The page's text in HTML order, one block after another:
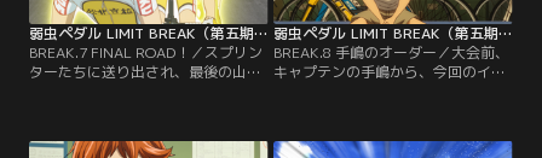
弱虫ペダル LIMIT BREAK（第五期） 第07話
BREAK.7 FINAL ROAD！／スプリン
ターたちに送り出され、最後の山へ
ンダーに転向した鳴子の活躍もあ
弱虫ペダル LIMIT BREAK（第五期） 第08話
BREAK.8 手嶋のオーダー／大会前、
キャプテンの手嶋から、今回のイン
敵、真波を早めに潰すためのオーダ